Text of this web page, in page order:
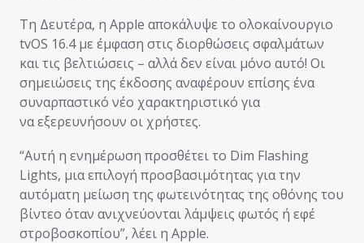
Τη Δευτέρα, η Apple αποκάλυψε το ολοκαίνουργιο
tvOS 16.4 με έμφαση στις διορθώσεις σφαλμάτων
και τις βελτιώσεις – αλλά δεν είναι μόνο αυτό! Οι
σημειώσεις της έκδοσης αναφέρουν επίσης ένα
συναρπαστικό νέο χαρακτηριστικό για
να εξερευνήσουν οι χρήστες.
“Αυτή η ενημέρωση προσθέτει το Dim Flashing
Lights, μια επιλογή προσβασιμότητας για την
αυτόματη μείωση της φωτεινότητας της οθόνης του
βίντεο όταν ανιχνεύονται λάμψεις φωτός ή εφέ
στροβοσκοπίου”, λέει η Apple.